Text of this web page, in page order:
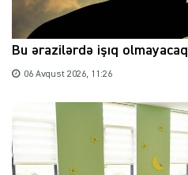
Bu ərazilərdə işıq olmayacaq
06 Avqust 2026, 11:26